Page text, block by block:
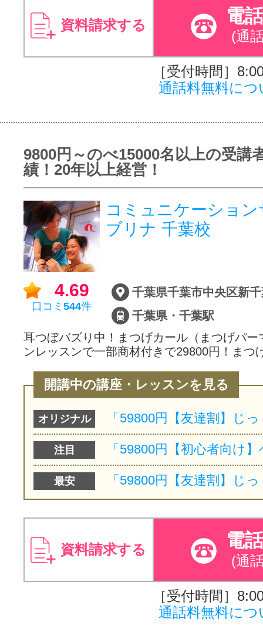
資料請求する 電
(通
［受付時間］
通話料無料につ
9800円～のべ15000名以上の受講
績！20年以上経営！
コミュニケーショ
ブリナ 千葉校
4.69
口コミ 544件
千葉県千葉市中央区新
千葉県・千葉駅
耳つぼバズり中！まつげカール（まつげパー
ンレッスンで一部商材付きで29800円！まつ
開講中の講座・レッスンを見る
オリジナル
注目
最安
資料請求する 電
(通
［受付時間］
通話料無料につ